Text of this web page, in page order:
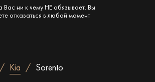
Вас ни к чему НЕ обязывает. Вы
отказаться в любой момент
Kia Sorento